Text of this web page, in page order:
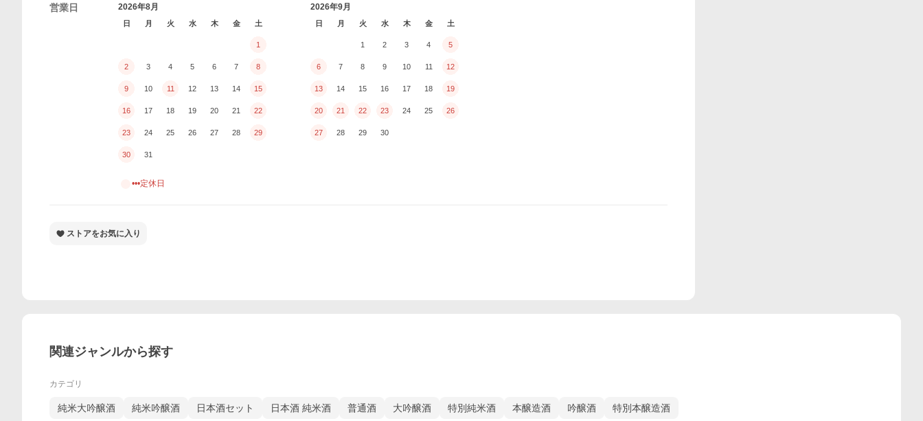
営業日 2026年8月
日 月 火 水 木 金 土
1
2 3 4 5 6 7 8
9 10 11 12 13 14 15
16 17 18 19 20 21 22
23 24 25 26 27 28 29
30 31
2026年9月
日 月 火 水 木 金 土
1 2 3 4 5
6 7 8 9 10 11 12
13 14 15 16 17 18 19
20 21 22 23 24 25 26
27 28 29 30
•••定休日
ストアをお気に入り
関連ジャンルから探す
カテゴリ
純米大吟醸酒 純米吟醸酒 日本酒セット 日本酒 純米酒 普通酒 大吟醸酒 特別純米酒 本醸造酒 吟醸酒 特別本醸造酒